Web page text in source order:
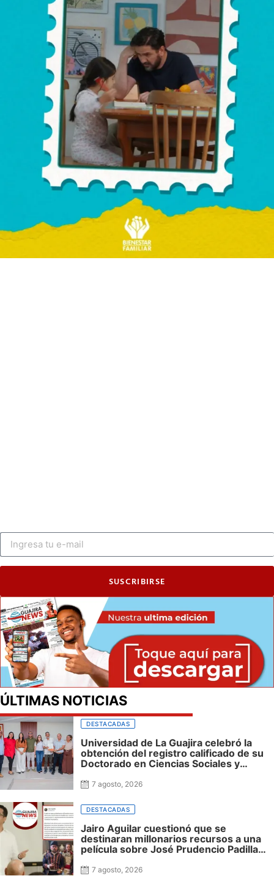
SUSCRIBIRSE
ÚLTIMAS NOTICIAS
DESTACADAS
Universidad de La Guajira celebró la
obtención del registro calificado de su
Doctorado en Ciencias Sociales y
con impacto regional
7 agosto, 2026
DESTACADAS
Jairo Aguilar cuestionó que se
destinaran millonarios recursos a una
película sobre José Prudencio Padilla
ni incluyó al departamento, mientras
7 agosto, 2026